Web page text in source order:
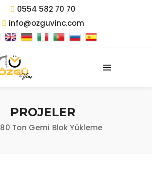
0554 582 70 70
info@ozguvinc.com
PROJELER
80 Ton Gemi Blok Yükleme